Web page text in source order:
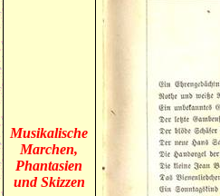
Musikalische
Marchen,
Phantasien
undSkizzen